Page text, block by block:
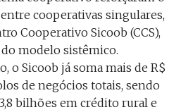
cooperativas singulares,
Cooperativo Sicoob (CCS),
modelo sistêmico.
o Sicoob já soma mais de R$
de negócios totais, sendo
bilhões em crédito rural e